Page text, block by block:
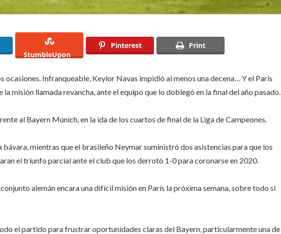
StumbleUpon
Pinterest Print
ocasiones. Infranqueable, Keylor Navas impidió al menos una decena… Y el París
misión llamada revancha, ante el equipo que lo doblegó en la final del año pasado.
al Bayern Múnich, en la ida de los cuartos de final de la Liga de Campeones.
mientras que el brasileño Neymar suministró dos asistencias para que los
el triunfo parcial ante el club que los derrotó 1-0 para coronarse en 2020.
alemán encara una difícil misión en París la próxima semana, sobre todo si
el partido para frustrar oportunidades claras del Bayern, particularmente una de